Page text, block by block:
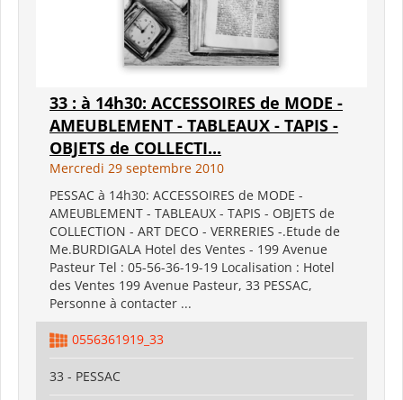
33 : à 14h30: ACCESSOIRES de MODE -
AMEUBLEMENT - TABLEAUX - TAPIS -
OBJETS de COLLECTI...
Mercredi 29 septembre 2010
PESSAC à 14h30: ACCESSOIRES de MODE -
AMEUBLEMENT - TABLEAUX - TAPIS - OBJETS de
COLLECTION - ART DECO - VERRERIES -.Etude de
Me.BURDIGALA Hotel des Ventes - 199 Avenue
Pasteur Tel : 05-56-36-19-19 Localisation : Hotel
des Ventes 199 Avenue Pasteur, 33 PESSAC,
Personne à contacter ...
0556361919_33
33 - PESSAC